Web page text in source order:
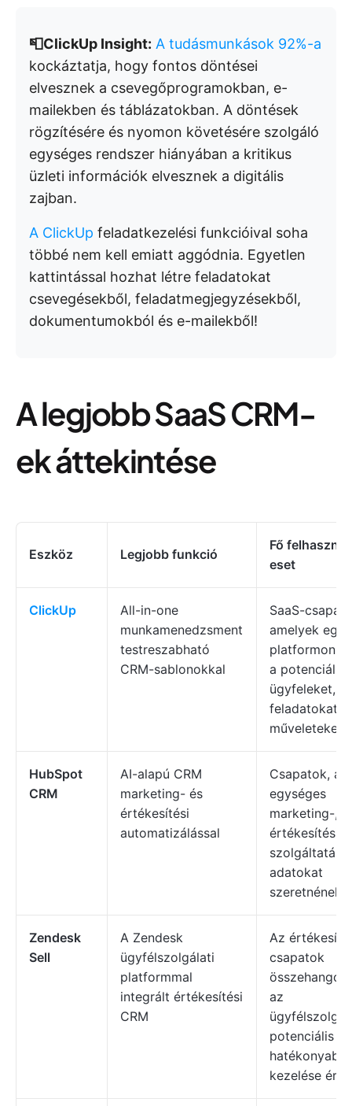
📮ClickUp Insight: A tudásmunkások 92%-a
kockáztatja, hogy fontos döntései
elvesznek a csevegőprogramokban, e-
mailekben és táblázatokban. A döntések
rögzítésére és nyomon követésére szolgáló
egységes rendszer hiányában a kritikus
üzleti információk elvesznek a digitális
zajban.
A ClickUp feladatkezelési funkcióival soha
többé nem kell emiatt aggódnia. Egyetlen
kattintással hozhat létre feladatokat
csevegésekből, feladatmegjegyzésekből,
dokumentumokból és e-mailekből!
A legjobb SaaS CRM-
ek áttekintése
Eszköz Legjobb funkció
Fő
eset
ClickUp
All-in-one
munkamenedzsment
testreszabható
CRM-sablonokkal
SaaS-
amelyek
platformon
a potenciális
ügyfeleket, a
feladatokat
műveleteket
HubSpot
CRM
AI-alapú CRM
marketing- és
értékesítési
automatizálással
Csapatok,
egységes
marketing-,
értékesítési
szolgáltatási
adatokat
szeretnének
Zendesk
Sell
A Zendesk
ügyfélszolgálati
platformmal
integrált értékesítési
CRM
Az
csapatok
az
potenciális
hatékonyabb
kezelése